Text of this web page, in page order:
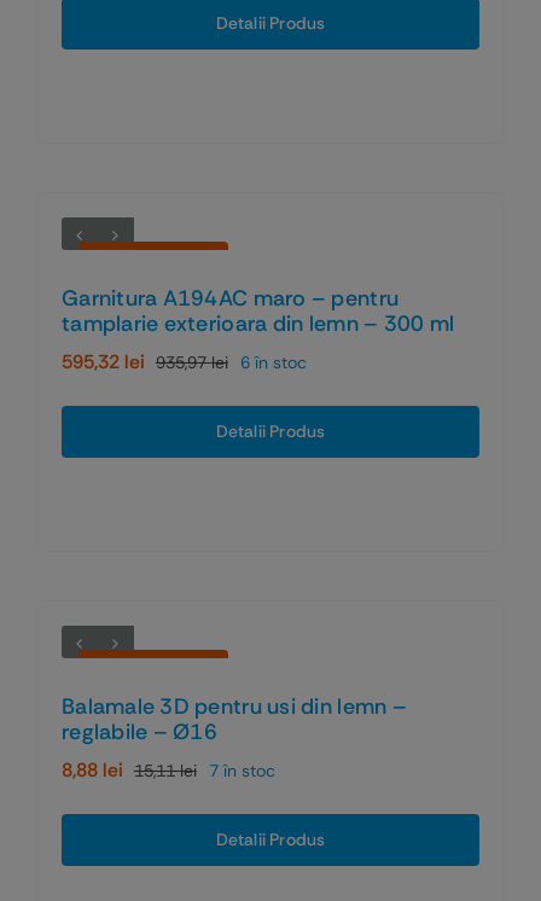
a
fost:
este:
1.172,49 lei.
Detalii Produs
Economiseşti 36%
Garnitura A194AC maro – pentru
tamplarie exterioara din lemn – 300 ml
935,97leiPrețul
a
fost:
595,32 lei
Prețul
este:
595,32 lei.
6 în stoc
Detalii Produs
Economiseşti 41%
Balamale 3D pentru usi din lemn –
reglabile – Ø16
15,11leiPrețul
fost:
8,88 lei
Prețul
este:
8,88 lei.
7 în stoc
Detalii Produs